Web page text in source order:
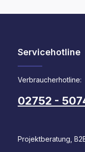
Servicehotline
Verbraucherhotline:
02752 -
Projektberatung,